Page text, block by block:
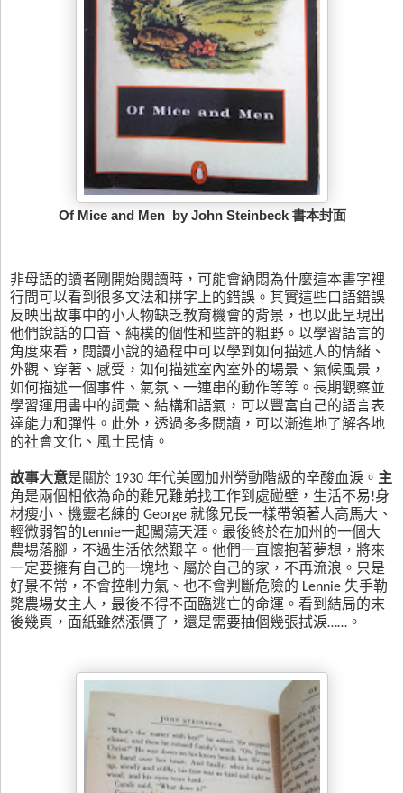
Of Mice and Men by John Steinbeck 書本封面
非母語的讀者剛開始閱讀時，可能會納悶為什麼這本書字裡
行間可以看到很多文法和拼字上的錯誤。其實這些口語錯誤
反映出故事中的小人物缺乏教育機會的背景，也以此呈現出
他們說話的口音、純樸的個性和些許的粗野。以學習語言的
角度來看，閱讀小說的過程中可以學到如何描述人的情緒、
外觀、穿著、感受，如何描述室內室外的場景、氣候風景，
如何描述一個事件、氣氛、一連串的動作等等。長期觀察並
學習運用書中的詞彙、結構和語氣，可以豐富自己的語言表
達能力和彈性。此外，透過多多閱讀，可以漸進地了解各地
的社會文化、風土民情。
故事大意是關於 1930 年代美國加州勞動階級的辛酸血淚。 主
角是兩個相依為命的難兄難弟找工作到處碰壁，生活不易!身
材瘦小、機靈老練的 George 就像兄長一樣帶領著人高馬大、
輕微弱智的Lennie一起闖蕩天涯。最後終於在加州的一個大
農場落腳，不過生活依然艱辛。他們一直懷抱著夢想，將來
一定要擁有自己的一塊地、屬於自己的家，不再流浪。只是
好景不常，不會控制力氣、也不會判斷危險的 Lennie 失手勒
斃農場女主人，最後不得不面臨逃亡的命運。看到結局的末
後幾頁，面紙雖然漲價了，還是需要抽個幾張拭淚……。